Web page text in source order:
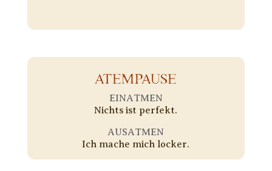
ATEMPAUSE
EINATMEN
Nichts ist perfekt.
AUSATMEN
Ich mache mich locker.